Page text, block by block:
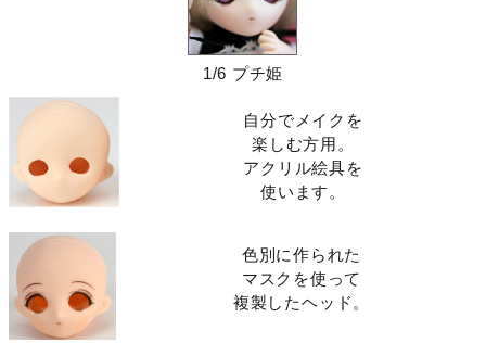
1/6 プチ姫
自分でメイクを
楽しむ方用。
アクリル絵具を
使います。
色別に作られた
マスクを使って
複製したヘッド。